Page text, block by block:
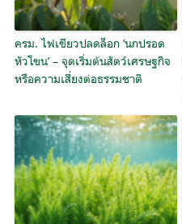
ครม. ไฟเขียวปลดล็อก ‘นกปรอด
หัวโขน’ – จุดเริ่มต้นสัตว์เศรษฐกิจ
หรือความเสี่ยงต่อธรรมชาติ